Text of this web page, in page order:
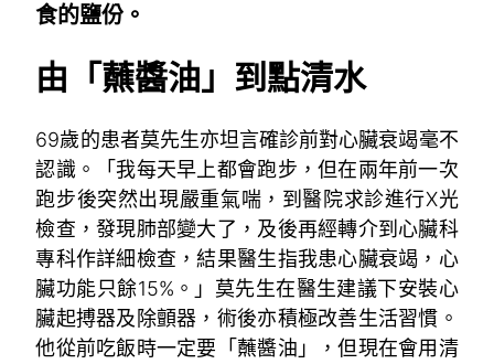
食的鹽份。
由「蘸醬油」到點清水
69歲的患者莫先生亦坦言確診前對心臟衰竭毫不
認識。「我每天早上都會跑步，但在兩年前一次
跑步後突然出現嚴重氣喘，到醫院求診進行X光
檢查，發現肺部變大了，及後再經轉介到心臟科
專科作詳細檢查，結果醫生指我患心臟衰竭，心
臟功能只餘15%。」莫先生在醫生建議下安裝心
臟起搏器及除顫器，術後亦積極改善生活習慣。
他從前吃飯時一定要「蘸醬油」，但現在會用清